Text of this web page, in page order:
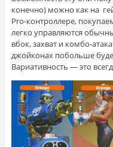
конечно) можно как на
Pro-контроллере,
легко управляются
вбок, захват и комбо-
джойконах побольше
Вариативность — это